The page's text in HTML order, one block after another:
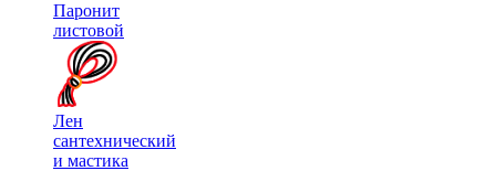
Паронит
листовой
Лен
сантехнический
и мастика